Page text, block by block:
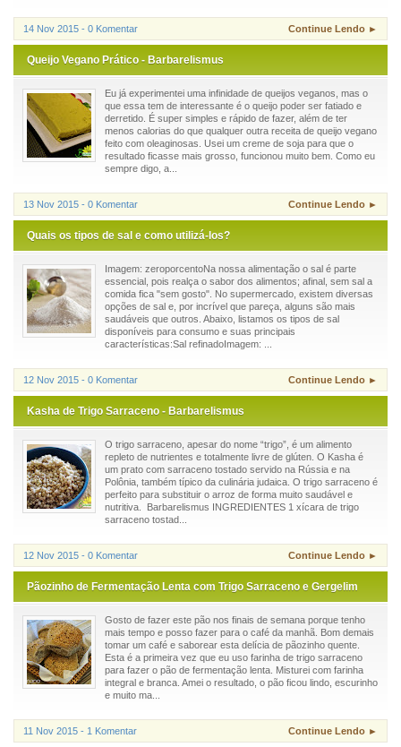
14 Nov 2015 - 0 Komentar Continue Lendo ►
Queijo Vegano Prático - Barbarelismus
Eu já experimentei uma infinidade de queijos veganos, mas o
que essa tem de interessante é o queijo poder ser fatiado e
derretido. É super simples e rápido de fazer, além de ter
menos calorias do que qualquer outra receita de queijo vegano
feito com oleaginosas. Usei um creme de soja para que o
resultado ficasse mais grosso, funcionou muito bem. Como eu
sempre digo, a...
13 Nov 2015 - 0 Komentar Continue Lendo ►
Quais os tipos de sal e como utilizá-los?
Imagem: zeroporcentoNa nossa alimentação o sal é parte
essencial, pois realça o sabor dos alimentos; afinal, sem sal a
comida fica "sem gosto". No supermercado, existem diversas
opções de sal e, por incrível que pareça, alguns são mais
saudáveis que outros. Abaixo, listamos os tipos de sal
disponíveis para consumo e suas principais
características:Sal refinadoImagem: ...
12 Nov 2015 - 0 Komentar Continue Lendo ►
Kasha de Trigo Sarraceno - Barbarelismus
O trigo sarraceno, apesar do nome “trigo”, é um alimento
repleto de nutrientes e totalmente livre de glúten. O Kasha é
um prato com sarraceno tostado servido na Rússia e na
Polônia, também típico da culinária judaica. O trigo sarraceno é
perfeito para substituir o arroz de forma muito saudável e
nutritiva. Barbarelismus INGREDIENTES 1 xícara de trigo
sarraceno tostad...
12 Nov 2015 - 0 Komentar Continue Lendo ►
Pãozinho de Fermentação Lenta com Trigo Sarraceno e Gergelim
Gosto de fazer este pão nos finais de semana porque tenho
mais tempo e posso fazer para o café da manhã. Bom demais
tomar um café e saborear esta delícia de pãozinho quente.
Esta é a primeira vez que eu uso farinha de trigo sarraceno
para fazer o pão de fermentação lenta. Misturei com farinha
integral e branca. Amei o resultado, o pão ficou lindo, escurinho
e muito ma...
11 Nov 2015 - 1 Komentar Continue Lendo ►